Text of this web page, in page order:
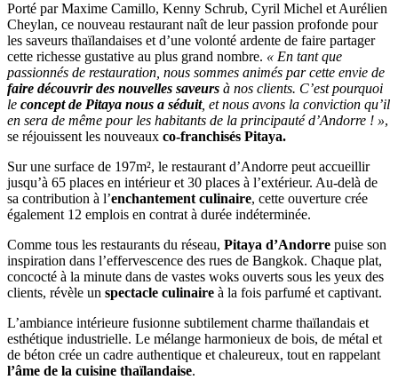
Porté par Maxime Camillo, Kenny Schrub, Cyril Michel et Aurélien
Cheylan, ce nouveau restaurant naît de leur passion profonde pour
les saveurs thaïlandaises et d’une volonté ardente de faire partager
cette richesse gustative au plus grand nombre. « En tant que
passionnés de restauration, nous sommes animés par cette envie de
faire découvrir des nouvelles saveurs à nos clients. C’est pourquoi
le concept de Pitaya nous a séduit, et nous avons la conviction qu’il
en sera de même pour les habitants de la principauté d’Andorre ! »,
se réjouissent les nouveaux co-franchisés Pitaya.
Sur une surface de 197m², le restaurant d’Andorre peut accueillir
jusqu’à 65 places en intérieur et 30 places à l’extérieur. Au-delà de
sa contribution à l’enchantement culinaire, cette ouverture crée
également 12 emplois en contrat à durée indéterminée.
Comme tous les restaurants du réseau, Pitaya d’Andorre puise son
inspiration dans l’effervescence des rues de Bangkok. Chaque plat,
concocté à la minute dans de vastes woks ouverts sous les yeux des
clients, révèle un spectacle culinaire à la fois parfumé et captivant.
L’ambiance intérieure fusionne subtilement charme thaïlandais et
esthétique industrielle. Le mélange harmonieux de bois, de métal et
de béton crée un cadre authentique et chaleureux, tout en rappelant
l’âme de la cuisine thaïlandaise.